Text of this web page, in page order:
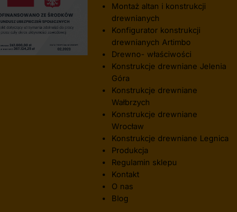
Montaż altan i konstrukcji
drewnianych
Konfigurator konstrukcji
drewnianych Artimbo
Drewno- właściwości
Konstrukcje drewniane Jelenia
Góra
Konstrukcje drewniane
Wałbrzych
Konstrukcje drewniane
Wrocław
Konstrukcje drewniane Legnica
Produkcja
Regulamin sklepu
Kontakt
O nas
Blog